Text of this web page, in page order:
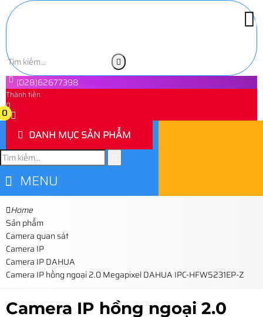
(028)62677398
Thành tiền
0
0
DANH MỤC SẢN PHẨM
MENU
Home
Sản phẩm
Camera quan sát
Camera IP
Camera IP DAHUA
Camera IP hồng ngoại 2.0 Megapixel DAHUA IPC-HFW5231EP-Z
Camera IP hồng ngoại 2.0